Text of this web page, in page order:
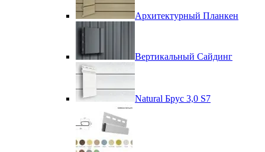
Архитектурный Планкен
Вертикальный Сайдинг
Natural Брус 3,0 S7